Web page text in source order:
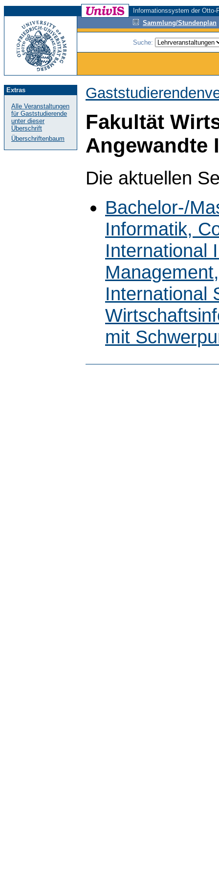
Informationssystem der
Sammlung/Stundenplan
Suche:
Extras
Alle Veranstaltungen
für Gaststudierende
unter dieser
Überschrift
Überschriftenbaum
Fakultät
Angewandte
Die aktuellen
Bachelor-/
Informatik,
International
International
mit